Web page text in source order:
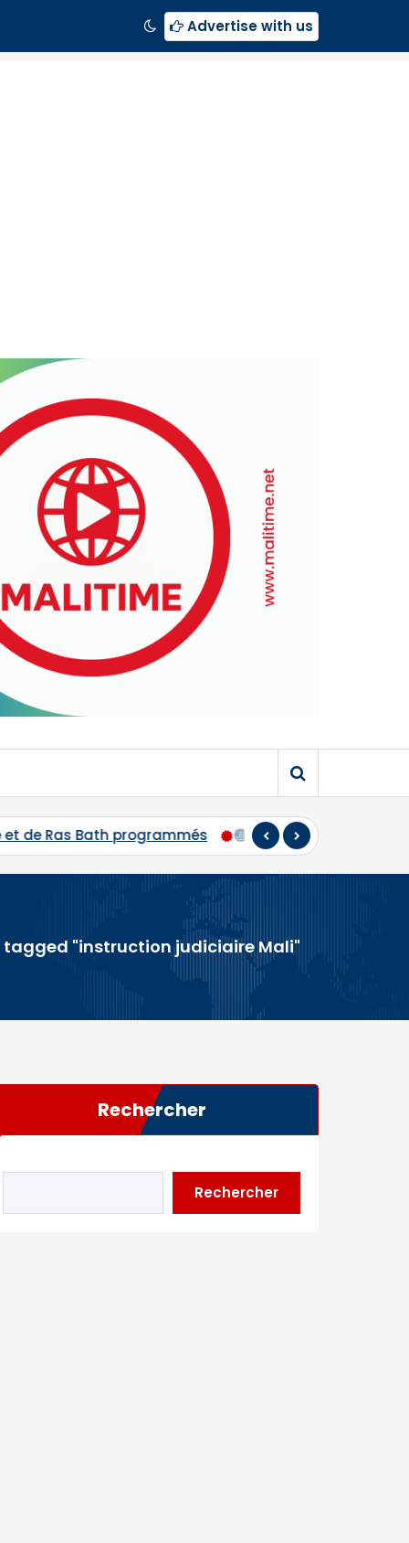
Advertise with us
2026 : départ du premier contingent de pèlerins
tagged "instruction judiciaire Mali"
Rechercher
Rechercher